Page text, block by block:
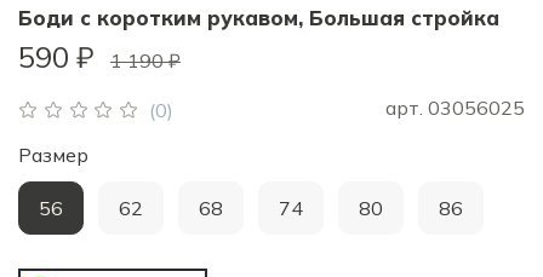
(0) арт. 03056025
Боди с коротким рукавом, Большая стройка
590 ₽ 1 190 ₽
Размер
56 62 68 74 80 86